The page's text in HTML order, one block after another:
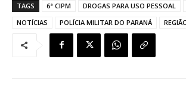
TAGS 6ª CIPM DROGAS PARA USO PESSOAL
NOTÍCIAS
POLÍCIA MILITAR DO PARANÁ